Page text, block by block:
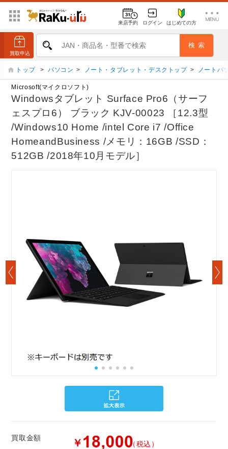
来店予約 ログイン はじめての方
トップ > パソコン > ノート・タブレット・デスクトップ > ノートパ
Microsoft(マイクロソフト)
Windowsタブレット Surface Pro6（サーフ
ェスプロ6） ブラック KJV-00023 ［12.3型
/Windows10 Home /intel Core i7 /Office
HomeandBusiness /メモリ：16GB /SSD：
512GB /2018年10月モデル］
買取金額 ￥ （税込）